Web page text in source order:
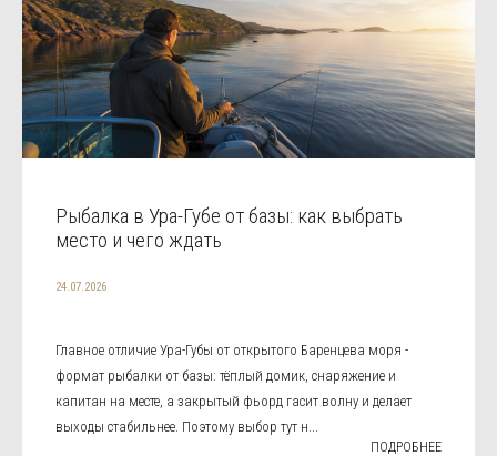
Рыбалка в Ура-Губе от базы: как выбрать
место и чего ждать
24.07.2026
Главное отличие Ура-Губы от открытого Баренцева моря -
формат рыбалки от базы: тёплый домик, снаряжение и
капитан на месте, а закрытый фьорд гасит волну и делает
выходы стабильнее. Поэтому выбор тут н...
ПОДРОБНЕЕ